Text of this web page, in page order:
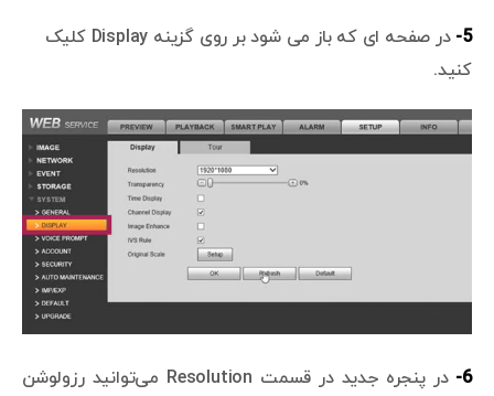
5-
در صفحه ای که باز می شود بر روی گزینه Display کلیک
کنید.
6-
در پنجره جدید در قسمت Resolution می‌توانید رزولوشن